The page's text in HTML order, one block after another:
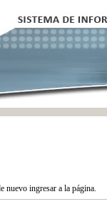
nuevo ingresar a la página.